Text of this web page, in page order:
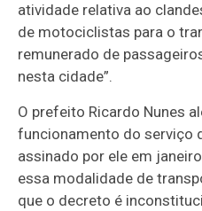
atividade relativa ao
de motociclistas para o
remunerado de
nesta cidade”.
O prefeito Ricardo Nunes
funcionamento do serviço
assinado por ele em
essa modalidade de
que o decreto é